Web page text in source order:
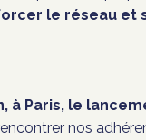
le réseau
à Paris, le
nos